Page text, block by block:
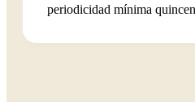
periodicidad mínima